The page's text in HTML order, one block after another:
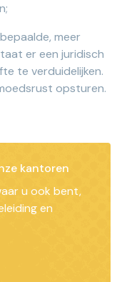
meer
er een juridisch
te verduidelijken.
opsturen.
kantoren
u ook bent,
en